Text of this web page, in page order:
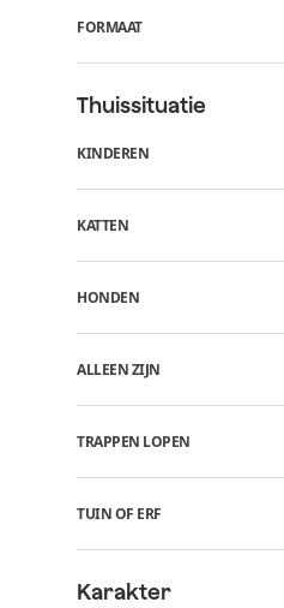
FORMAAT
Thuissituatie
KINDEREN
KATTEN
HONDEN
ALLEEN ZIJN
TRAPPEN LOPEN
TUIN OF ERF
Karakter